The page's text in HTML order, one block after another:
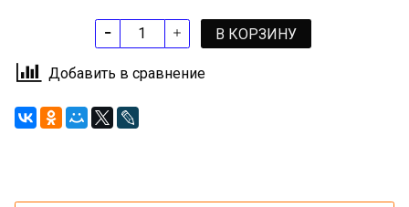
В КОРЗИНУ
Добавить в сравнение